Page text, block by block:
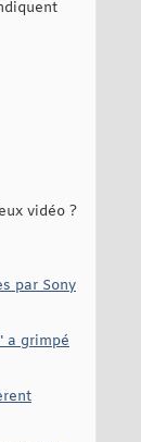
vidéo ?
par Sony
a grimpé